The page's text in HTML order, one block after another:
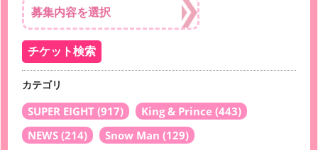
カテゴリ
SUPER EIGHT (917) King & Prince (443)
NEWS (214) Snow Man (129)